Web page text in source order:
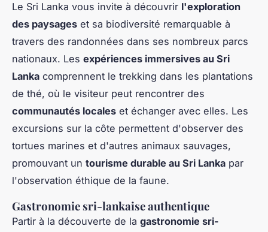
Le Sri Lanka vous invite à découvrir l'exploration
des paysages et sa biodiversité remarquable à
travers des randonnées dans ses nombreux parcs
nationaux. Les expériences immersives au Sri
Lanka comprennent le trekking dans les plantations
de thé, où le visiteur peut rencontrer des
communautés locales et échanger avec elles. Les
excursions sur la côte permettent d'observer des
tortues marines et d'autres animaux sauvages,
promouvant un tourisme durable au Sri Lanka par
l'observation éthique de la faune.
Gastronomie sri-lankaise authentique
Partir à la découverte de la gastronomie sri-